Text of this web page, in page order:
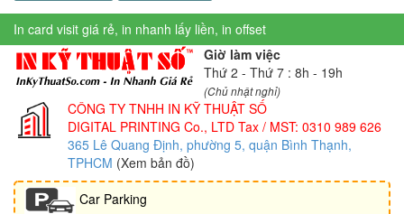
In card visit giá rẻ, in nhanh lấy liền, in offset
Giờ làm việc
Thứ 2 - Thứ 7 : 8h - 19h
(Chủ nhật nghỉ)
CÔNG TY TNHH IN KỸ THUẬT SỐ
DIGITAL PRINTING Co., LTD Tax / MST: 0310 989 626
365 Lê Quang Định, phường 5, quận Bình Thạnh,
TPHCM (Xem bản đồ)
Car Parking